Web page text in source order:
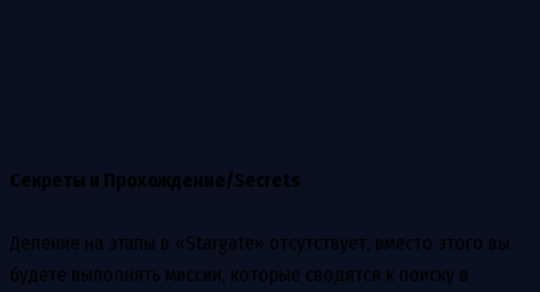
Секреты и Прохождение/Secrets
Деление на этапы в «Stargate» отсутствует, вместо этого вы
будете выполнять миссии, которые сводятся к поиску в